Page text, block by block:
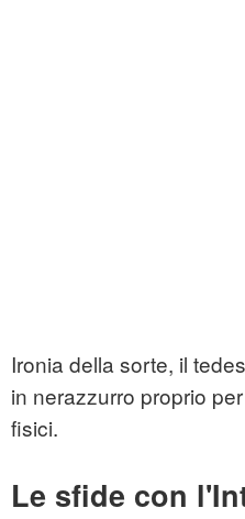
Ironia della sorte, il
in nerazzurro proprio
fisici.
Le sfide con